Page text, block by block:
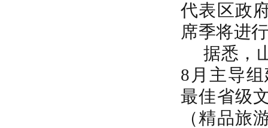
代表区政
席季将进
据悉，
8月主导
最佳省级
（精品旅